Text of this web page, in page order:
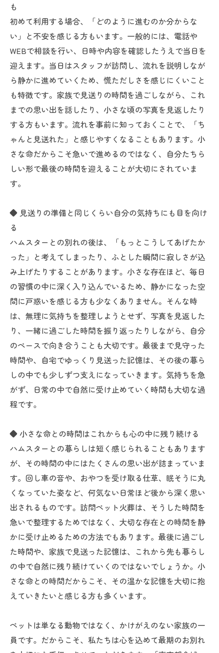
も
初めて利用する場合、「どのように進むのか分からな
い」と不安を感じる方もいます。一般的には、電話や
WEBで相談を行い、日時や内容を確認したうえで当日を
迎えます。当日はスタッフが訪問し、流れを説明しなが
ら静かに進めていくため、慌ただしさを感じにくいこと
も特徴です。家族で見送りの時間を過ごしながら、これ
までの思い出を話したり、小さな頃の写真を見返したり
する方もいます。流れを事前に知っておくことで、「ち
ゃんと見送れた」と感じやすくなることもあります。小
さな命だからこそ急いで進めるのではなく、自分たちら
しい形で最後の時間を迎えることが大切にされていま
す。
◆ 見送りの準備と同じくらい自分の気持ちにも目を向け
る
ハムスターとの別れの後は、「もっとこうしてあげたか
った」と考えてしまったり、ふとした瞬間に寂しさが込
み上げたりすることがあります。小さな存在ほど、毎日
の習慣の中に深く入り込んでいるため、静かになった空
間に戸惑いを感じる方も少なくありません。そんな時
は、無理に気持ちを整理しようとせず、写真を見返した
り、一緒に過ごした時間を振り返ったりしながら、自分
のペースで向き合うことも大切です。最後まで見守った
時間や、自宅でゆっくり見送った記憶は、その後の暮ら
しの中でも少しずつ支えになっていきます。気持ちを急
がず、日常の中で自然に受け止めていく時間も大切な過
程です。
◆ 小さな命との時間はこれからも心の中に残り続ける
ハムスターとの暮らしは短く感じられることもあります
が、その時間の中にはたくさんの思い出が詰まっていま
す。回し車の音や、おやつを受け取る仕草、眠そうに丸
くなっていた姿など、何気ない日常ほど後から深く思い
出されるものです。訪問ペット火葬は、そうした時間を
急いで整理するためではなく、大切な存在との時間を静
かに受け止めるための方法でもあります。最後に過ごし
た時間や、家族で見送った記憶は、これから先も暮らし
の中で自然に残り続けていくのではないでしょうか。小
さな命との時間だからこそ、その温かな記憶を大切に抱
えていきたいと感じる方も多くいます。
ペットは単なる動物ではなく、かけがえのない家族の一
員です。だからこそ、私たちは心を込めて最期のお別れ